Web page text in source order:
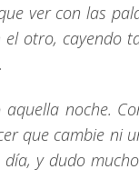
ver con las
otro, cayendo
noche.
que cambie ni
y dudo